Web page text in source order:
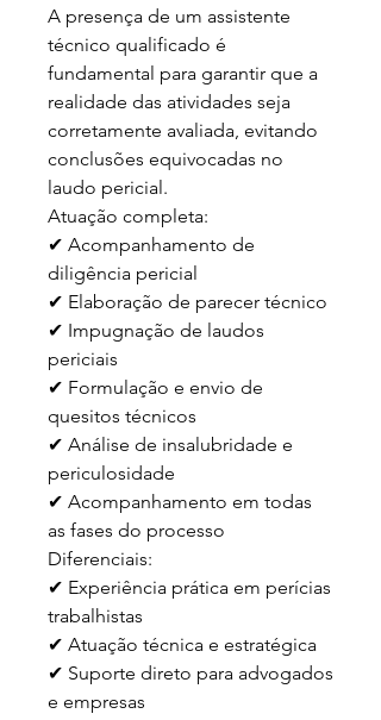
A presença de um assistente
técnico qualificado é
fundamental para garantir que a
realidade das atividades seja
corretamente avaliada, evitando
conclusões equivocadas no
laudo pericial.
Atuação completa:
✔ Acompanhamento de
diligência pericial
✔ Elaboração de parecer técnico
✔ Impugnação de laudos
periciais
✔ Formulação e envio de
quesitos técnicos
✔ Análise de insalubridade e
periculosidade
✔ Acompanhamento em todas
as fases do processo
Diferenciais:
✔ Experiência prática em perícias
trabalhistas
✔ Atuação técnica e estratégica
✔ Suporte direto para advogados
e empresas